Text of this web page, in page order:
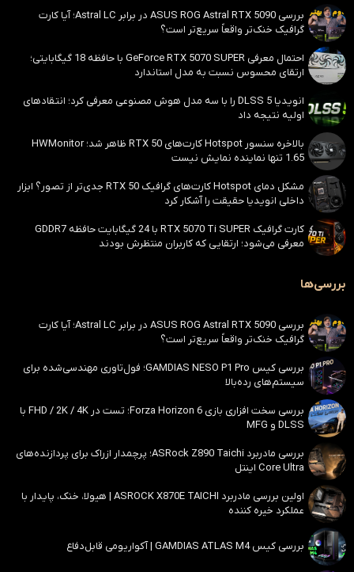
بررسی ASUS ROG Astral RTX 5090 در برابر Astral LC؛ آیا کارت
گرافیک خنک‌تر واقعاً سریع‌تر است؟
احتمال معرفی GeForce RTX 5070 SUPER با حافظه 18 گیگابایتی؛
ارتقای محسوس نسبت به مدل استاندارد
انویدیا DLSS 5 را با سه مدل هوش مصنوعی معرفی کرد؛ انتقادهای
اولیه نتیجه داد
بالاخره سنسور Hotspot کارت‌های RTX 50 ظاهر شد؛ HWMonitor
1.65 تنها نماینده نمایش نیست
مشکل دمای Hotspot کارت‌های گرافیک RTX 50 جدی‌تر از تصور؟ ابزار
داخلی انویدیا حقیقت را آشکار کرد
کارت گرافیک RTX 5070 Ti SUPER با 24 گیگابایت حافظه GDDR7
معرفی می‌شود؛ ارتقایی که کاربران منتظرش بودند
بررسی‌ها
بررسی ASUS ROG Astral RTX 5090 در برابر Astral LC؛ آیا کارت
گرافیک خنک‌تر واقعاً سریع‌تر است؟
بررسی کیس GAMDIAS NESO P1 Pro؛ فول‌تاوری مهندسی‌شده برای
سیستم‌های رده‌بالا
بررسی سخت افزاری بازی Forza Horizon 6؛ تست در FHD / 2K / 4K با
DLSS و MFG
بررسی مادربرد ASRock Z890 Taichi؛ پرچمدار ازراک برای پردازنده‌های
Core Ultra اینتل
اولین بررسی مادربرد ASROCK X870E TAICHI | هیولا، خنک، پایدار با
عملکرد خیره کننده
بررسی کیس GAMDIAS ATLAS M4 | آکواریومی قابل‌دفاع